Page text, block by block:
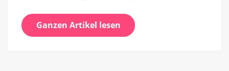
Ganzen Artikel lesen